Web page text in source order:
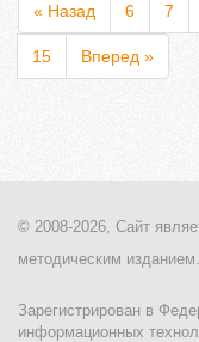
« Назад 6 7
15 Вперед »
© 2008-2026, Сайт
методическим изданием.
Зарегистрирован в
информационных